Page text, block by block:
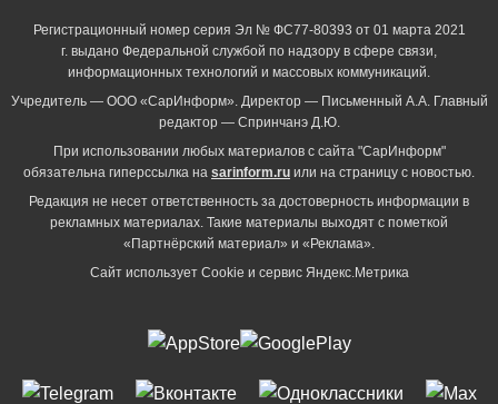
Регистрационный номер серия Эл № ФС77-80393 от 01 марта 2021
г. выдано Федеральной службой по надзору в сфере связи,
информационных технологий и массовых коммуникаций.
Учредитель — ООО «СарИнформ». Директор — Письменный А.А. Главный
редактор — Спринчанэ Д.Ю.
При использовании любых материалов с сайта "СарИнформ"
обязательна гиперссылка на sarinform.ru или на страницу с новостью.
Редакция не несет ответственность за достоверность информации в
рекламных материалах. Такие материалы выходят с пометкой
«Партнёрский материал» и «Реклама».
Сайт использует Cookie и сервиc Яндекс.Метрика